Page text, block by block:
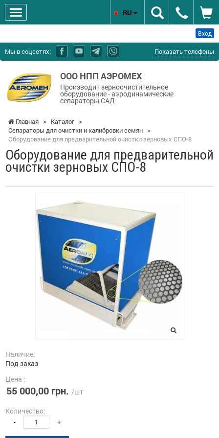
Вход
Мы в соцсетях: Показать телефоны
ООО НПП АЭРОМЕХ
Производит зерноочистительное
оборудование - аэродинамические
сепараторы САД
RU
Главная > Каталог >
Сепараторы для очистки и калибровки семян >
Оборудование для предварительной очистки зерновых СПО-8
Оборудование для предварительной
очистки зерновых СПО-8
Наличие:
Под заказ
Цена :
55 000,00 грн. /шт
Количество:
- +